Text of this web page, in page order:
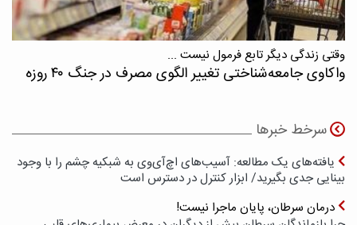
وقتی زندگی دیگر تابع فرمول نیست ...
واکاوی جامعه‌شناختی تغییر الگوی مصرف در جنگ ۴۰ روزه
سرخط خبرها
یافته‌های یک مطالعه: آسیب‌های اچ‌آی‌وی به شبکیه چشم را با وجود
بینایی جدی بگیرید/ ابزار کنترل در دسترس است
درمان سرطان، پایان ماجرا نیست!